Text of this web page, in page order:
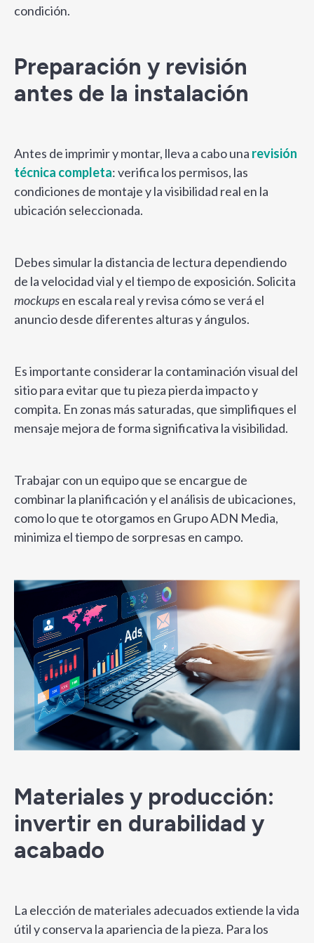
condición.
Preparación y revisión
antes de la instalación
Antes de imprimir y montar, lleva a cabo una revisión
técnica completa: verifica los permisos, las
condiciones de montaje y la visibilidad real en la
ubicación seleccionada.
Debes simular la distancia de lectura dependiendo
de la velocidad vial y el tiempo de exposición. Solicita
mockupsen escala real y revisa cómo se verá el
anuncio desde diferentes alturas y ángulos.
Es importante considerar la contaminación visual del
sitio para evitar que tu pieza pierda impacto y
compita. En zonas más saturadas, que simplifiques el
mensaje mejora de forma significativa la visibilidad.
Trabajar con un equipo que se encargue de
combinar la planificación y el análisis de ubicaciones,
como lo que te otorgamos en Grupo ADN Media,
minimiza el tiempo de sorpresas en campo.
Materiales y producción:
invertir en durabilidad y
acabado
La elección de materiales adecuados extiende la vida
útil y conserva la apariencia de la pieza. Para los